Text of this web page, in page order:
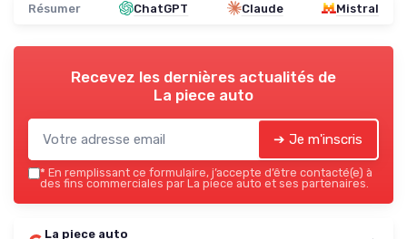
Résumer ChatGPT Claude Mistral
Recevez les dernières actualités de
La piece auto
➔ Je m'inscris
* En remplissant ce formulaire, j’accepte d’être contacté(e) à
des fins commerciales par La piece auto et ses partenaires.
La piece auto